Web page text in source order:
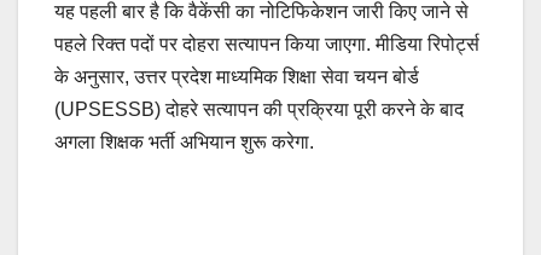
यह पहली बार है कि वैकेंसी का नोटिफिकेशन जारी किए जाने से
पहले रिक्त पदों पर दोहरा सत्यापन किया जाएगा. मीडिया रिपोर्ट्स
के अनुसार, उत्तर प्रदेश माध्यमिक शिक्षा सेवा चयन बोर्ड
(UPSESSB) दोहरे सत्यापन की प्रक्रिया पूरी करने के बाद
अगला शिक्षक भर्ती अभियान शुरू करेगा.